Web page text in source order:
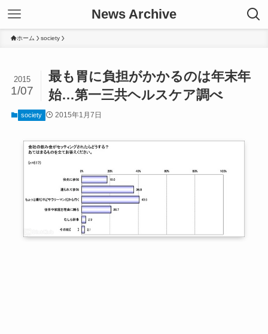
News Archive
ホーム society
最も胃に負担がかかるのは年末年
始…第一三共ヘルスケア調べ
2015
1/07
society 2015年1月7日